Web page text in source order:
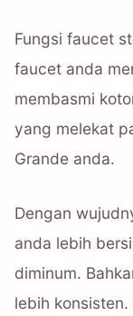
Fungsi faucet
faucet anda
membasmi
yang melekat
Grande anda.
Dengan
anda lebih
diminum.
lebih